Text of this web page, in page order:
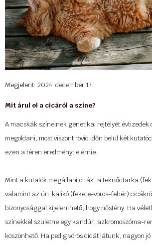
rajta.
Verne Gyula
Amikor a macskámmal játszom, ki tudja, hogy
szórakozás neki, mint ő nekem?
Mindenki, aki valaha is volt macska közelében, jól
Milyen filozófusok vagyunk mi, akik semmit sem
Henry David Thoreau
Ne ítélj meg egy macskát a bundája alapján.
Magdalena VandenBerg
Megjelent: 2024. december 17.
Mit árul el a cicáról a színe?
A macskák színeinek genetikai rejtélyét évtizedek
megoldani, most viszont rövid időn belül két
ezen a téren eredményt elérnie.
Mint a kutatók megállapították, a teknőctarka
valamint az ún. kalikó (fekete-vörös-fehér)
bizonyosággal kijelenthető, hogy nőstény. Ha
színekkel születne egy kandúr, azkromoszóma-
köszönhető. Ha pedig vörös cicát látunk, nagyon